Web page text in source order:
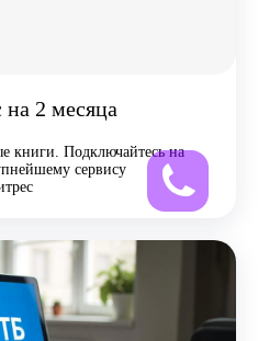
2 месяца
книги. Подключайтесь на
сервису